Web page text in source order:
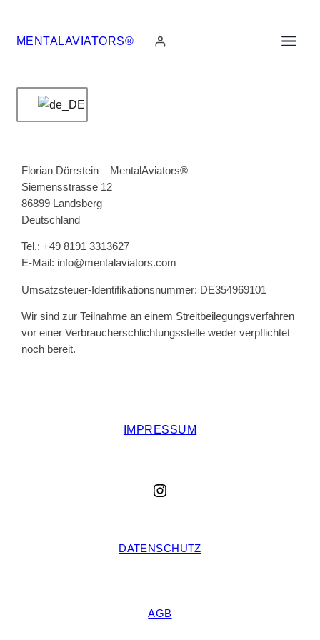
springen
MENTALAVIATORS®
Florian Dörrstein – MentalAviators®
Siemensstrasse 12
86899 Landsberg
Deutschland
Tel.: +49 8191 3313627
E-Mail: info@mentalaviators.com
Umsatzsteuer-Identifikationsnummer: DE354969101
Wir sind zur Teilnahme an einem Streitbeilegungsverfahren
vor einer Verbraucherschlichtungsstelle weder verpflichtet
noch bereit.
IMPRESSUM
Instagram
DATENSCHUTZ
AGB